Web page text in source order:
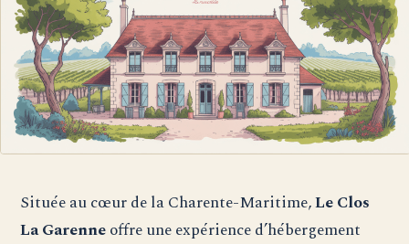
Située au cœur de la Charente-Maritime,Le Clos
La Garenneoffre une expérience d’hébergement